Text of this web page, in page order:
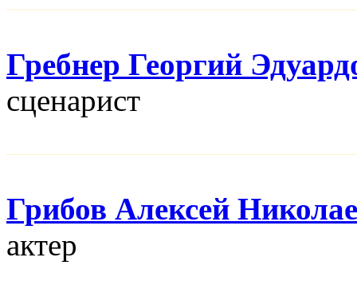
Гребнер Георгий
сценарист
Грибов Алексей
актер